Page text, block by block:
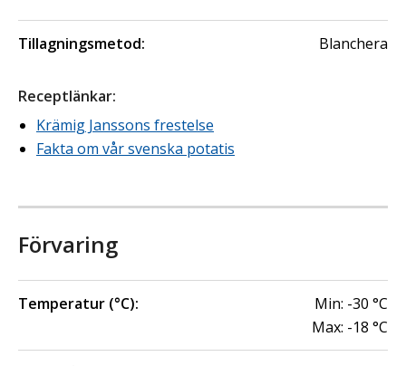
Tillagningsmetod: Blanchera
Receptlänkar:
Krämig Janssons frestelse
Fakta om vår svenska potatis
Förvaring
Temperatur (°C): Min: -30 °C
Max: -18 °C